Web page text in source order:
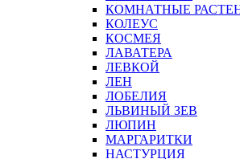
КОМНАТНЫЕ
КОЛЕУС
КОСМЕЯ
ЛАВАТЕРА
ЛЕВКОЙ
ЛЕН
ЛОБЕЛИЯ
ЛЬВИНЫЙ ЗЕВ
ЛЮПИН
МАРГАРИТКИ
НАСТУРЦИЯ